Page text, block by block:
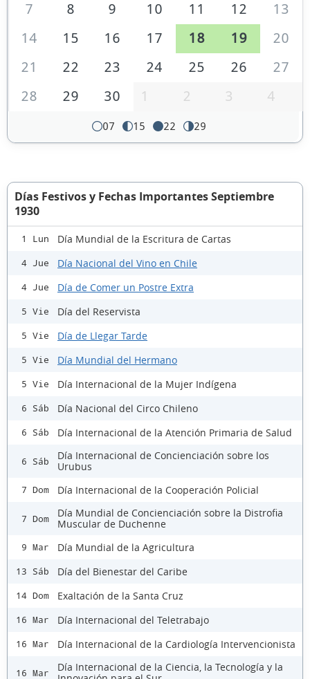
7
8 9 10 11 12
13
14
15 16 17 18 19
20
21
22 23 24 25 26
27
28
29 30 1 2 3 4
07 15 22 29
Días Festivos y Fechas Importantes Septiembre
1930
1 Lun Día Mundial de la Escritura de Cartas
4 Jue Día Nacional del Vino en Chile
4 Jue Día de Comer un Postre Extra
5 Vie Día del Reservista
5 Vie Día de Llegar Tarde
5 Vie Día Mundial del Hermano
5 Vie Día Internacional de la Mujer Indígena
6 Sáb Día Nacional del Circo Chileno
6 Sáb Día Internacional de la Atención Primaria de Salud
6 Sáb
Día Internacional de Concienciación sobre los
Urubus
7 Dom Día Internacional de la Cooperación Policial
7 Dom
Día Mundial de Concienciación sobre la Distrofia
Muscular de Duchenne
9 Mar Día Mundial de la Agricultura
13 Sáb Día del Bienestar del Caribe
14 Dom Exaltación de la Santa Cruz
16 Mar Día Internacional del Teletrabajo
16 Mar Día Internacional de la Cardiología Intervencionista
16 Mar
Día Internacional de la Ciencia, la Tecnología y la